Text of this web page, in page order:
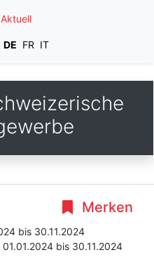
Aktuell
DE FR IT
Merken
bis 30.11.2024
01.01.2024 bis 30.11.2024